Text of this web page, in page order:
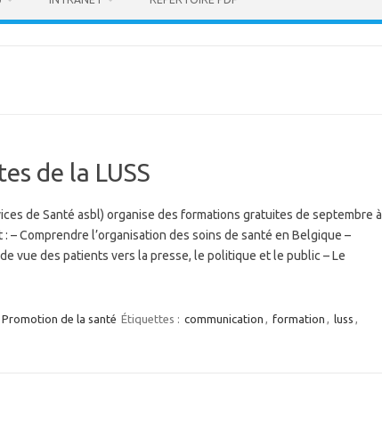
de la LUSS
de Santé asbl) organise des formations gratuites de septembre à
– Comprendre l’organisation des soins de santé en Belgique –
vue des patients vers la presse, le politique et le public – Le
Promotion de la santé Étiquettes : communication , formation , luss ,